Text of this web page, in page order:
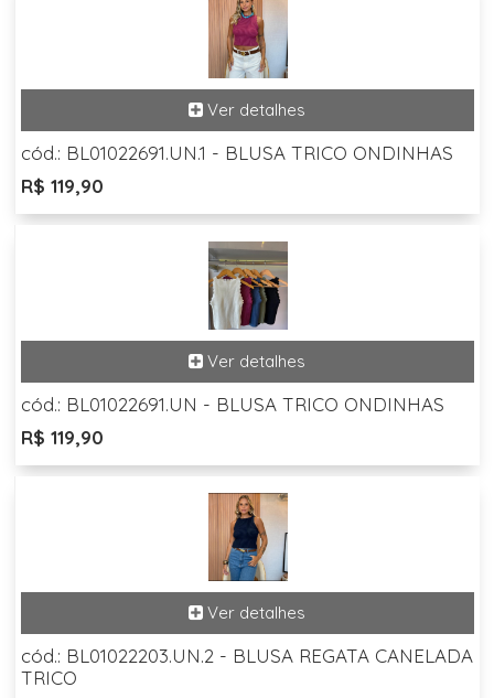
cód.: BL01022691.UN.1 - BLUSA TRICO ONDINHAS
R$ 119,90
cód.: BL01022691.UN - BLUSA TRICO ONDINHAS
R$ 119,90
cód.: BL01022203.UN.2 - BLUSA REGATA CANELADA
TRICO